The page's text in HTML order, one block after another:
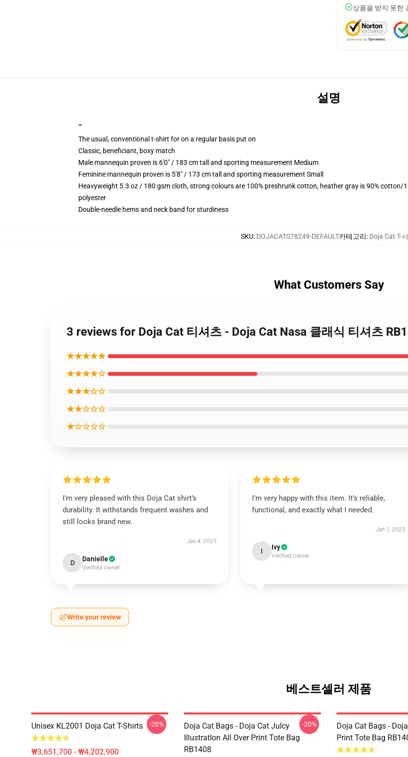
상품을 받지 못한
설명
""
The usual, conventional t-shirt for on a regular basis put on
Classic, beneficiant, boxy match
Male mannequin proven is 6'0" / 183 cm tall and sporting measurement Medium
Feminine mannequin proven is 5'8" / 173 cm tall and sporting measurement Small
Heavyweight 5.3 oz / 180 gsm cloth, strong colours are 100% preshrunk cotton, heather gray is 90% cotton/
polyester
Double-needle hems and neck band for sturdiness
SKU: DOJACATS78249-DEFAULT카테고리: Doja Cat T-
What Customers Say
3 reviews for Doja Cat 티셔츠 - Doja Cat Nasa 클래식 티셔츠
★★★★★
★★★★☆
★★★☆☆
★★☆☆☆
★☆☆☆☆
I’m very pleased with this Doja Cat shirt’s
durability. It withstands frequent washes and
still looks brand new.
Jan 4, 2025
D Danielle
Verified owner
I’m very happy with this item. It’s reliable,
functional, and exactly what I needed.
Jan 1, 2025
I Ivy
Verified owner
Write your review
베스트셀러 제품
Unisex KL2001 Doja Cat T-Shirts
₩3,651,700 - ₩4,202,900
-20%
Doja Cat Bags - Doja Cat JuIcy
IllustratIon All Over Print Tote Bag
RB1408
-20%
Doja Cat Bags -
Print Tote Bag